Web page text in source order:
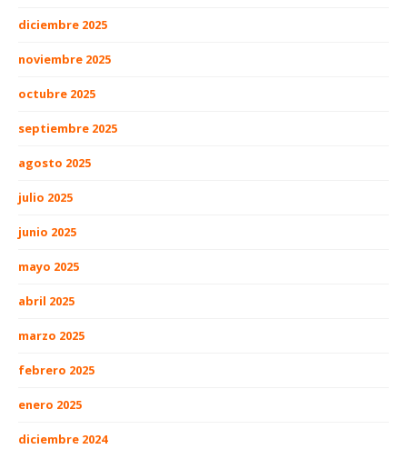
diciembre 2025
noviembre 2025
octubre 2025
septiembre 2025
agosto 2025
julio 2025
junio 2025
mayo 2025
abril 2025
marzo 2025
febrero 2025
enero 2025
diciembre 2024